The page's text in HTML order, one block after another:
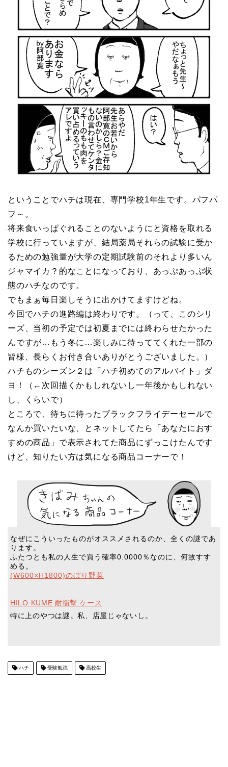
ということでハチは現在、専門学校1年生です。パフパ
フ～。
将来食いっぱぐれることのないようにと資格を取れる
学校に行っていますが、結局薬局それらの試験に受か
るための勉強量が大学の定期試験前のそれより多いん
ジャマイカ？的なことになっており、あっぷあっぷ状
態のハチなのです。
でもまぁ毎日楽しそうに出かけてますけどね。
今回でハチの進路編は終わりです。（って、このシリ
ーズ、当初の予定では初夏までには終わらせたかった
んですが…もう冬に…楽しみに待っててくれた一部の
皆様、長らくお付き合いありがとうございました。）
ハチものシーズン２は「ハチ初めてのアルバイト」ダ
ヨ！（←次回描くかもしれないし一年後かもしれない
し、くらいで）
ところで、待ちに待ったブラックフライデーセールで
なんか買いたいな、とネットしてたら「あなたにおす
すめの商品」で表示されてた商品にずっこけたんです
けど、知りたい方は気になる商品コーナーで！
なぜにこういったものがオススメされるのか、全くの謎であ
ります。
ふたつとも私の人生で買う確率0.0000％なのに、何故すす
める。
(W600×H1800)のぼり野菜
HILO KUME 耐衝撃 ケース
特に上のやつは謎。私、店屋じゃないし。
ハチ 受験勉強 高校生